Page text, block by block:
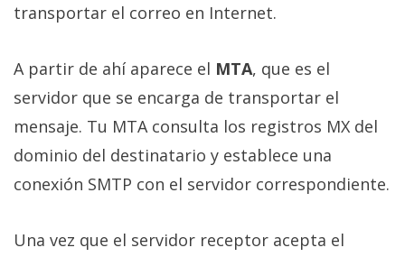
transportar el correo en Internet.
A partir de ahí aparece el MTA, que es el
servidor que se encarga de transportar el
mensaje. Tu MTA consulta los registros MX del
dominio del destinatario y establece una
conexión SMTP con el servidor correspondiente.
Una vez que el servidor receptor acepta el